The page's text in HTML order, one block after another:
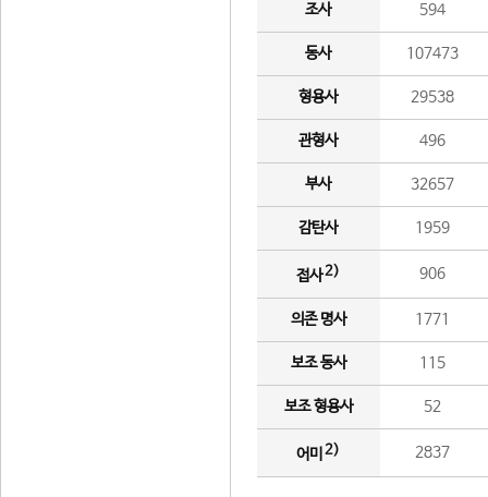
조사 594
동사 107473
형용사 29538
관형사 496
부사 32657
감탄사 1959
접사2) 906
의존 명사 1771
보조 동사 115
보조 형용사 52
어미 2) 2837